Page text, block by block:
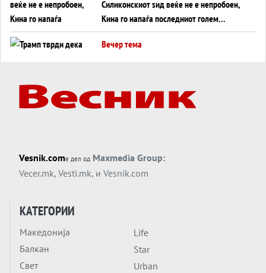
Силиконскиот ѕид веќе не е непробоен,
Кина го напаѓа последниот голем
монопол на Западот?
Вечер тема
Вечер тема
ДЛАБОКО УДОЛУ: Сметководствените
Вечер тема
АТОМСКО ДОМИНО НА БЛИСКИОТ
ИСТОК
Обвинувањето кон Русија го поврзува
Блискиот Исток со украинското бојно
Vesnik.comе дел од Maxmedia Group:
Vecer.mk, Vesti.mk, и Vesnik.com
КАТЕГОРИИ
Македонија
Балкан
Свет
Life
Star
Urban